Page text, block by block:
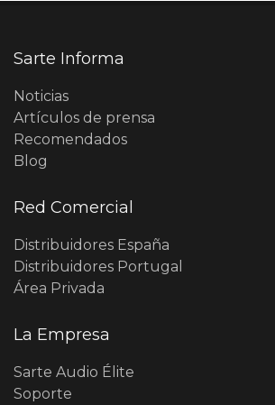
Sarte Informa
Noticias
Artículos de prensa
Recomendados
Blog
Red Comercial
Distribuidores España
Distribuidores Portugal
Área Privada
La Empresa
Sarte Audio Élite
Soporte